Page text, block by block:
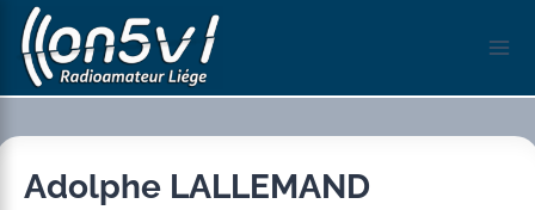
Aller
au
contenu
Adolphe LALLEMAND